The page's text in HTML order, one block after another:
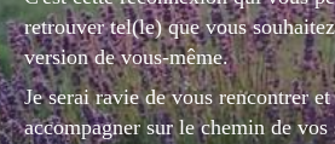
retrouver tel(le) que vous
version de vous-même.
Je serai ravie de vous rencontrer
accompagner sur le chemin de vos